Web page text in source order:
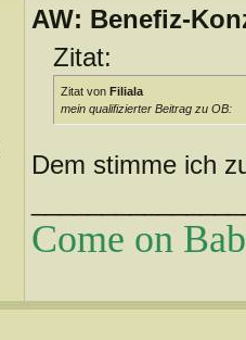
AW: Benefiz-
Zitat:
Zitat von Filiala
mein qualifizierter Beitrag zu OB:
Dem stimme ich
Come on